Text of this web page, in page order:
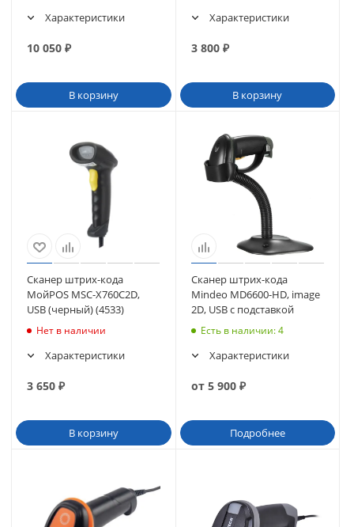
Характеристики
10 050 ₽
В корзину
Характеристики
3 800₽
В корзину
Сканер штрих-кода
МойPOS MSC-X760С2D,
USB (черный) (4533)
Нет в наличии
Характеристики
3 650 ₽
В корзину
Сканер штрих-кода
Mindeo MD6600-HD, image
2D, USB с подставкой
Есть в наличии: 4
Характеристики
от 5 900₽
Подробнее